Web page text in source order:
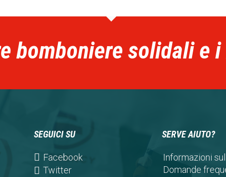
bomboniere solidali e
SEGUICI SU
Facebook(opens
Twitter(opens
SERVE AIUTO?
Informazioni
Domande